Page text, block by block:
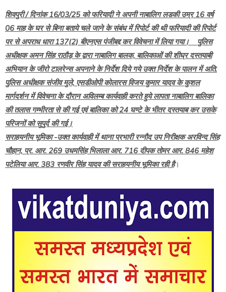
शिवपुरी / दिनांक 16/03/25 को फरियादी ने अपनी नाबालिग लडकी उम्र 16 वर्ष
06 माह के घर से बिना बताये चले जाने के संबंध में रिपोर्ट की थी फरियादी की रिपोर्ट
पर से अपराध धारा 137(2) बीएनएस पंजीबद्द कर विवेचना में लिया गया। पुलिस
अधीक्षक अमन सिंह राठौड़ के द्वारा नाबालिग बालक, बालिकाओं की शीघ्र दस्तयाबी
अभियान के जीरो टालरेन्स अपनाने के निर्देश दिये गये उक्त निर्देश के पालन में अति.
पुलिस अधीक्षक संजीव मुले, एसडीओपी कोलारस विजय कुमार यादव के कुशल
मार्गदर्शन में विवेचना के दौरान अविलम्ब कार्यवाही करते हुये लापता नाबालिग बालिका
की तलास गम्भीरता से की गई एवं बालिका को 24 घण्टे के भीतर दस्तयाब कर उसके
परिजनों को सुपुर्द की गई।
सराहयनीय भूमिका -उक्त कार्यवाही में थाना प्रभारी रन्नौद उप निरीक्षक अरविन्द सिंह
चौहान, प्र. आर. 269 उधमसिंह भिलाला आर. 716 दीपक तोमर आर. 846 महेश
पटेलिया आर. 383 रणवीर सिंह यादव की सराहयनीय भूमिका रही है।